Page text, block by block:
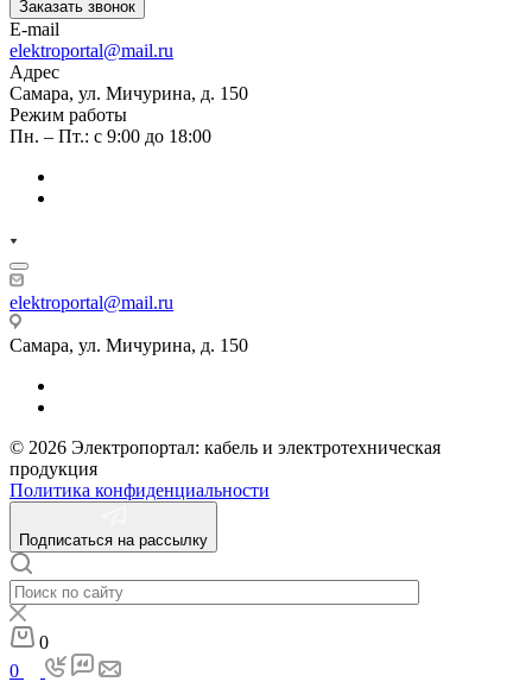
Заказать звонок
E-mail
elektroportal@mail.ru
Адрес
Самара, ул. Мичурина, д. 150
Режим работы
Пн. – Пт.: с 9:00 до 18:00
elektroportal@mail.ru
Самара, ул. Мичурина, д. 150
© 2026 Электропортал: кабель и электротехническая
продукция
Политика конфиденциальности
Подписаться на рассылку
0
0